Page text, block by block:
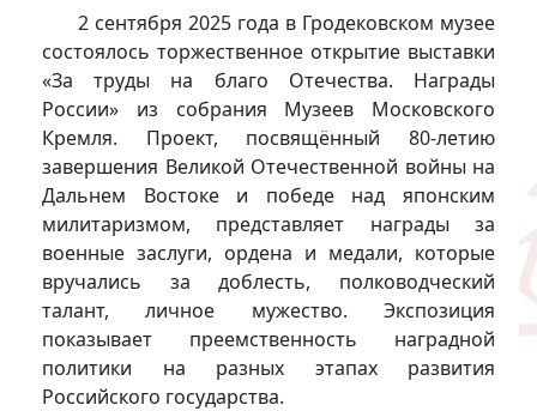
2 сентября 2025 года в Гродековском музее
состоялось торжественное открытие выставки
«За труды на благо Отечества. Награды
России» из собрания Музеев Московского
Кремля. Проект, посвящённый 80-летию
завершения Великой Отечественной войны на
Дальнем Востоке и победе над японским
милитаризмом, представляет награды за
военные заслуги, ордена и медали, которые
вручались за доблесть, полководческий
талант, личное мужество. Экспозиция
показывает преемственность наградной
политики на разных этапах развития
Российского государства.